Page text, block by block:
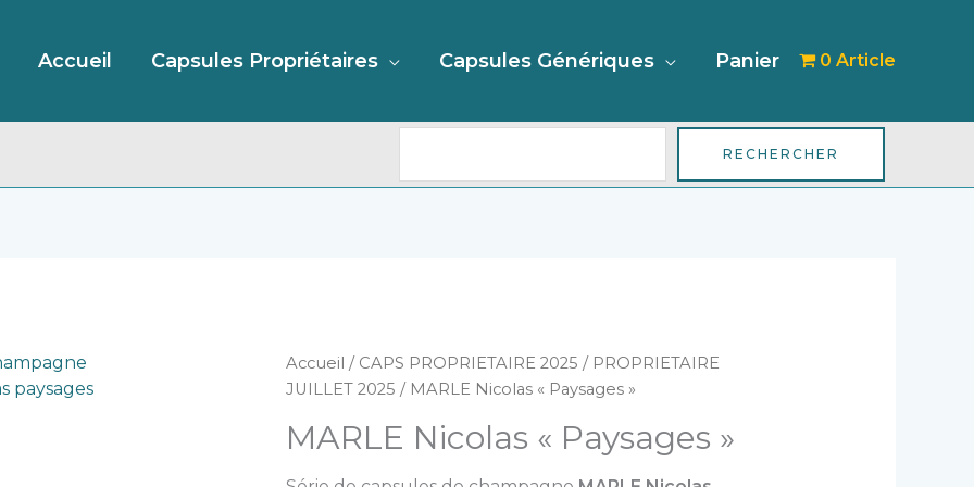
Accueil Capsules Propriétaires Capsules Génériques Panier 0 Article
RECHERCHER
Accueil / CAPS PROPRIETAIRE 2025 / PROPRIETAIRE
JUILLET 2025 / MARLE Nicolas « Paysages »
MARLE Nicolas « Paysages »
quantité
de
Nicolas